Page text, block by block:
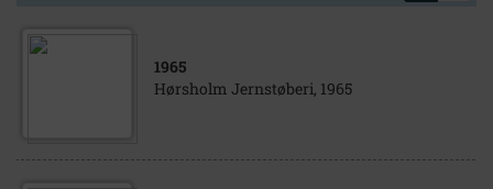
1965
Hørsholm Jernstøberi, 1965